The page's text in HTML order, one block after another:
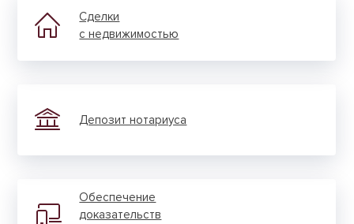
Сделки
с недвижи­мостью
Депозит нотариуса
Обеспе­чение
доказа­тельств